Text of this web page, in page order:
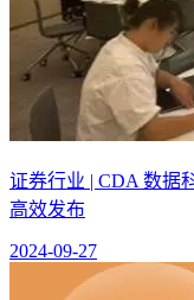
证券行业 | CDA 数据
高效发布
2024-09-27